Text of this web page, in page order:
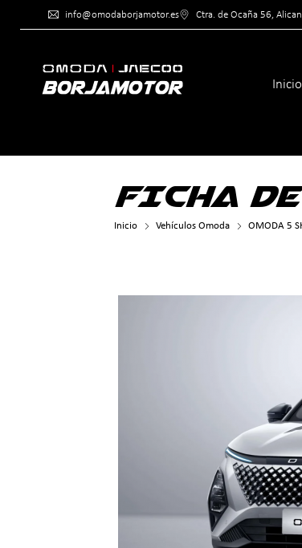
info@omodaborjamotor.es Ctra. de
Inicio
FICHA DE
Inicio Vehículos Omoda OMODA 5